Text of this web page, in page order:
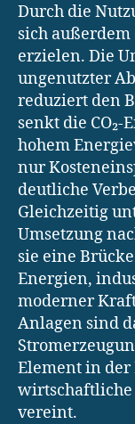
Durch die
sich
erzielen. Die
ungenutzter
reduziert den
senkt die
hohem
nur
deutliche
Gleichzeitig
Umsetzung
sie eine
Energien,
moderner
Anlagen sind
Element in der
wirtschaftliche
vereint.